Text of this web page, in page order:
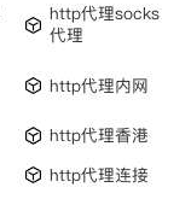
http代理socks
代理
http代理内网
http代理香港
http代理连接